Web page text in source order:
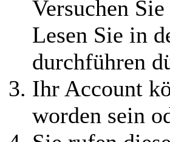
Ihnen fehlt
Versuchen
Lesen Sie in
durchführen
Ihr Account